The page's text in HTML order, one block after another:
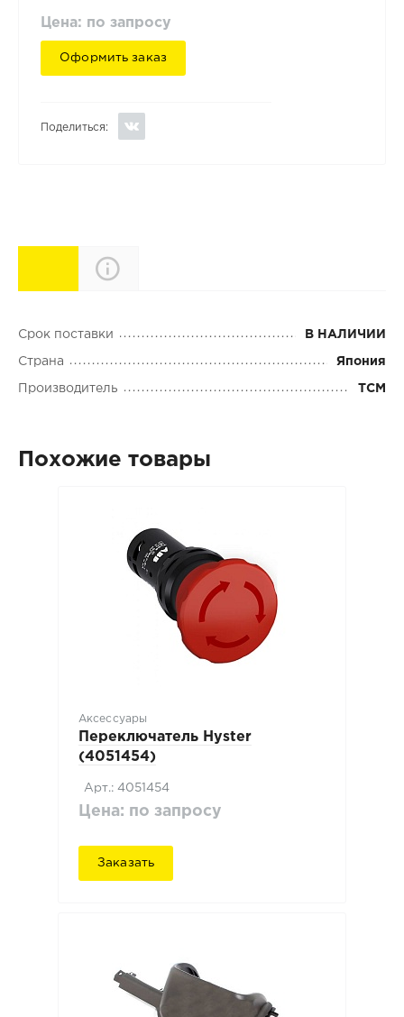
Цена: по запросу
Оформить заказ
Поделиться:
Характеристики
Срок поставки В НАЛИЧИИ
Страна Япония
Производитель TCM
Похожие товары
Аксессуары
Переключатель Hyster
(4051454)
Арт.: 4051454
Цена: по запросу
Заказать